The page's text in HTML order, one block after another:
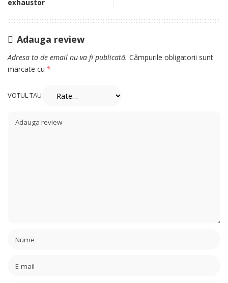
exhaustor
Adauga review
Adresa ta de email nu va fi publicată. Câmpurile obligatorii sunt
marcate cu *
VOTUL TAU